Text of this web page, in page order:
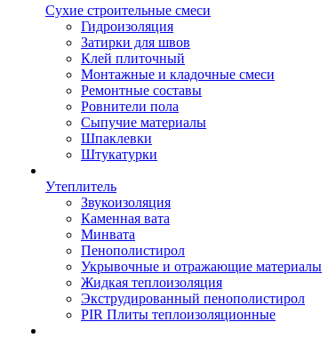
Сухие строительные смеси
Гидроизоляция
Затирки для швов
Клей плиточный
Монтажные и кладочные смеси
Ремонтные составы
Ровнители пола
Сыпучие материалы
Шпаклевки
Штукатурки
Утеплитель
Звукоизоляция
Каменная вата
Минвата
Пенополистирол
Укрывочные и отражающие материалы
Жидкая теплоизоляция
Экструдированный пенополистирол
PIR Плиты теплоизоляционные